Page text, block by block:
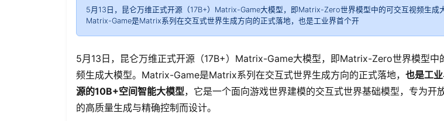
5月13日，昆仑万维正式开源（17B+）Matrix-Game大模型，即Matrix-Zero世界模型中的可交互视频生成
Matrix-Game是Matrix系列在交互式世界生成方向的正式落地，也是工业界首个开
5月13日，昆仑万维正式开源（17B+）Matrix-Game大模型，即Matrix-Zero世界模型中
频生成大模型。Matrix-Game是Matrix系列在交互式世界生成方向的正式落地， 也是工
源的10B+空间智能大模型，它是一个面向游戏世界建模的交互式世界基础模型，专为开
的高质量生成与精确控制而设计。